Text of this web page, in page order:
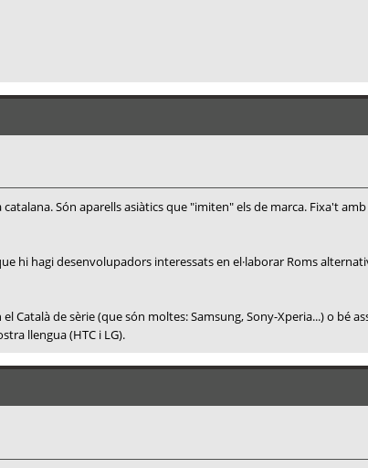
Són aparells asiàtics que "imiten" els de marca. Fixa't
hi hagi desenvolupadors interessats en el·laborar Roms
Català de sèrie (que són moltes: Samsung, Sony-Xperia...) o bé
llengua (HTC i LG).